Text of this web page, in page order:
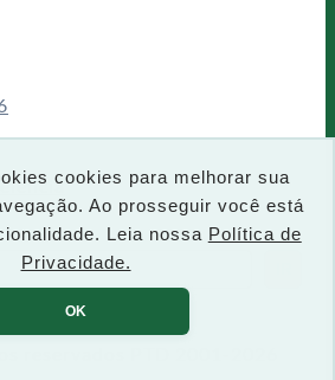
cookies para melhorar sua
Ao prosseguir você está
Leia nossa Política de
Privacidade.
OK
P
e
q
u